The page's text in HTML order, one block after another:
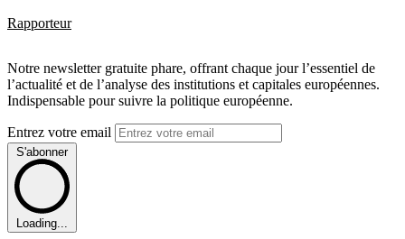
Rapporteur
Notre newsletter gratuite phare, offrant chaque jour l’essentiel de
l’actualité et de l’analyse des institutions et capitales européennes.
Indispensable pour suivre la politique européenne.
Entrez votre email
S'abonner
Loading...